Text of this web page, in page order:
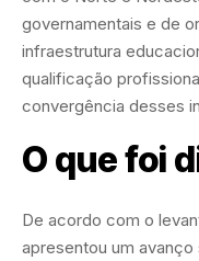
governamentais e de
infraestrutura
qualificação
convergência desses
O que foi
De acordo com o
apresentou um